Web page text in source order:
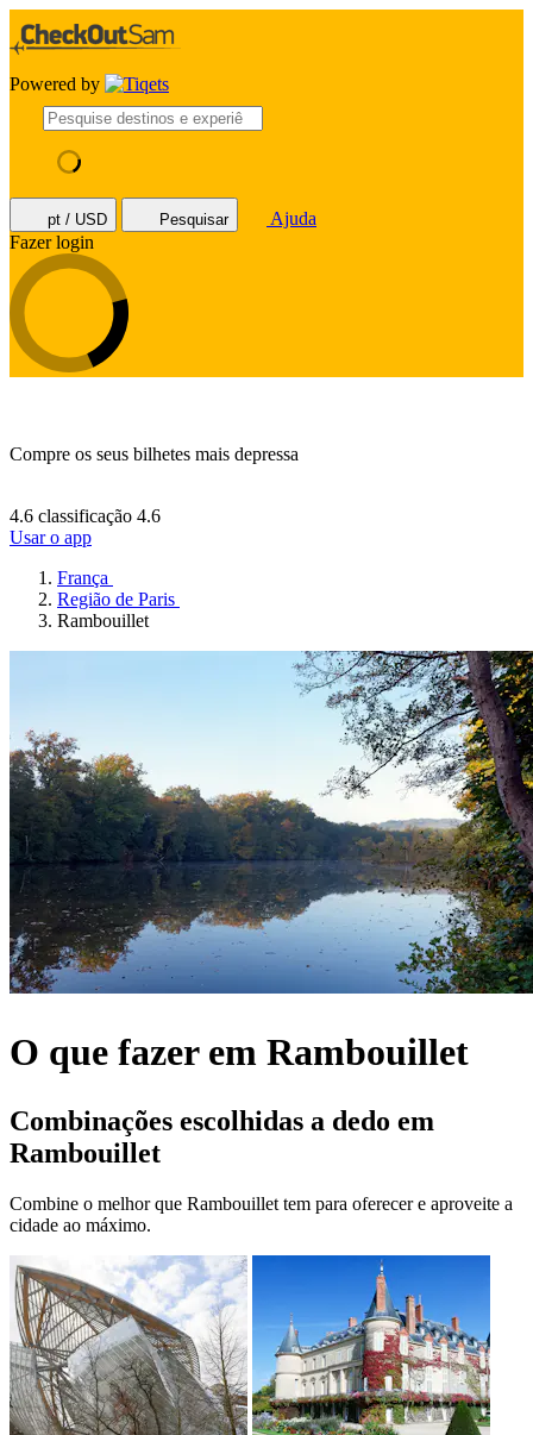
Powered by
pt / USD Pesquisar
Ajuda
Fazer login
Compre os seus bilhetes mais depressa
4.6 classificação 4.6
Usar o app
França
Região de Paris
Rambouillet
O que fazer em Rambouillet
Combinações escolhidas a dedo em
Rambouillet
Combine o melhor que Rambouillet tem para oferecer e aproveite a
cidade ao máximo.